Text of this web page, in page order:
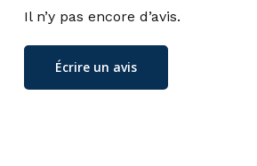
Il n’y pas encore d’avis.
Écrire un avis